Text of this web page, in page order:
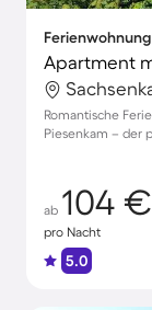
Ferienwohnung
Romantische
Piesenkam – der
ab 104 €
pro Nacht
5.0